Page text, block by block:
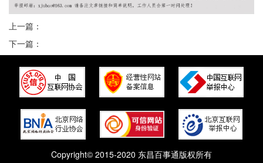
上一篇：
下一篇：
Copyright© 2015-2020 东昌百事通版权所有